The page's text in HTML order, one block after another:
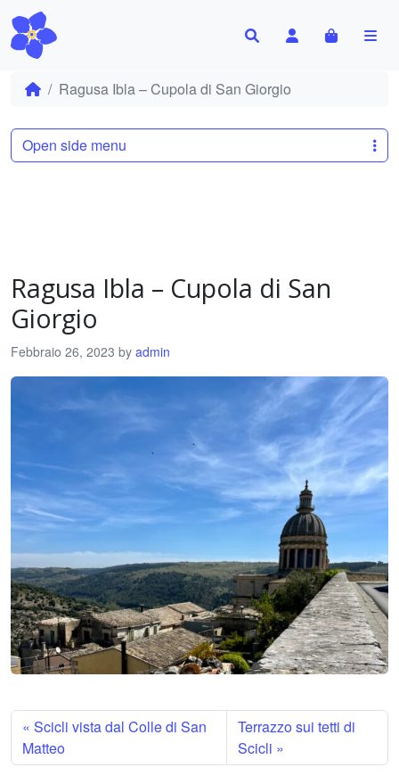
Search AccountCart
Ragusa Ibla – Cupola di San Giorgio
Ragusa Ibla – Cupola di San
Giorgio
Febbraio 26, 2023 by admin
Scicli vista dal Colle di San
Matteo
Terrazzo sui tetti di
Scicli
Open side menu